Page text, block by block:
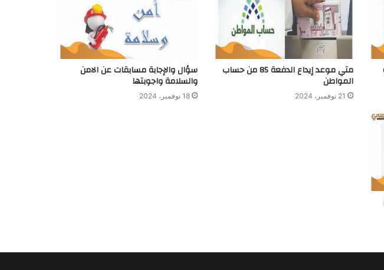
متي موعد إيداع الدفعة 85 من حساب
المواطن
21 نوفمبر، 2024
سؤال والإجابة مسابقات عن الامن
والسلامة واجوبتها
18 نوفمبر، 2024